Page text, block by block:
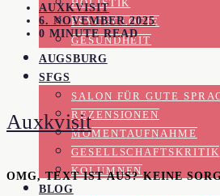
HOLISTIK
PSYCHOLOGIE
GESUNDHEIT
AUGSBURG
SFGS
SALON FÜR GUTE
REZENSIONEN
MOMENTAUFNAHME
GESELLSCHAFTSKRITIK
KOLUMNEN
BLOG
AUXKVISIT
6. NOVEMBER 2025
0 MINUTE READ
Auxkvisit
OMG, TEXT IST AUS? KEINE